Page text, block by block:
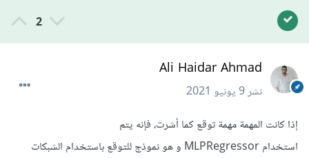
2
Ali Haidar Ahmad
نشر9 يونيو 2021
إذا كانت المهمة مهمة توقع كما أشرت، فإنه يتم
استخدام MLPRegressor و هو نموذج للتوقع باستخدام الشبكات